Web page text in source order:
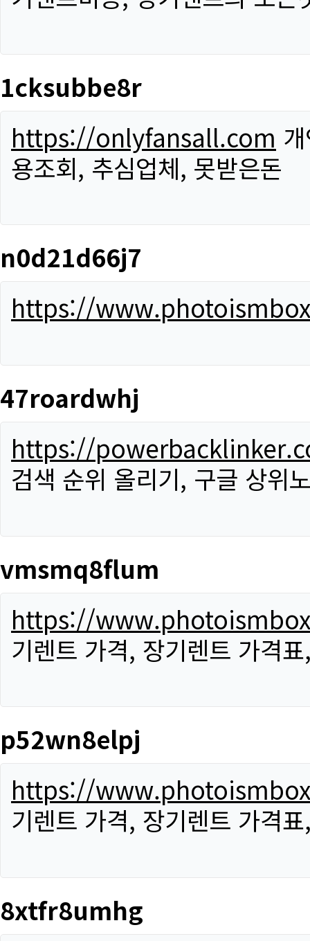
1cksubbe8r
https://onlyfansall.com
용조회, 추심업체, 못받은돈
n0d21d66j7
https://
47roardwhj
https://
검색 순위 올리기, 구글 상위
vmsmq8flum
https://
기렌트 가격, 장기렌트 가격
p52wn8elpj
https://
기렌트 가격, 장기렌트 가격
8xtfr8umhg